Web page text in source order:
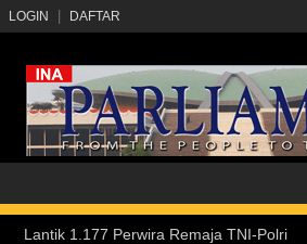
LOGIN DAFTAR
Perwira Remaja TNI-Polri